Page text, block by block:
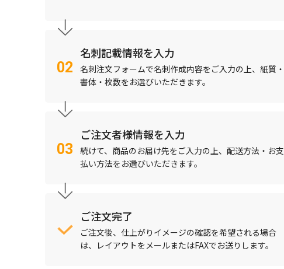
名刺記載情報を入力
名刺注文フォームで名刺作成内容をご入力の上、紙質・
書体・枚数をお選びいただきます。
ご注文者様情報を入力
続けて、商品のお届け先をご入力の上、配送方法・お支
払い方法をお選びいただきます。
ご注文完了
ご注文後、仕上がりイメージの確認を希望される場合
は、レイアウトをメールまたはFAXでお送りします。